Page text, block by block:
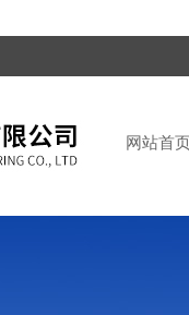
网站首